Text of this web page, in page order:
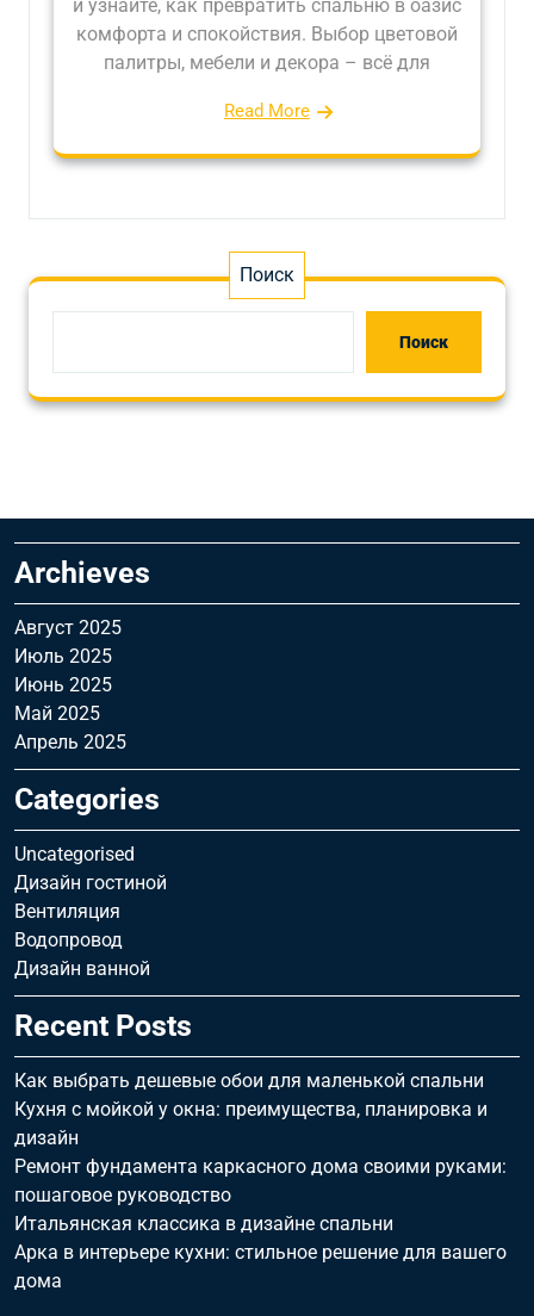
и узнайте, как превратить спальню в оазис
комфорта и спокойствия. Выбор цветовой
палитры, мебели и декора – всё для
Read More
Поиск
Поиск
Archieves
Август 2025
Июль 2025
Июнь 2025
Май 2025
Апрель 2025
Categories
Uncategorised
Дизайн гостиной
Вентиляция
Водопровод
Дизайн ванной
Recent Posts
Как выбрать дешевые обои для маленькой спальни
Кухня с мойкой у окна: преимущества, планировка и
дизайн
Ремонт фундамента каркасного дома своими руками:
пошаговое руководство
Итальянская классика в дизайне спальни
Арка в интерьере кухни: стильное решение для вашего
дома